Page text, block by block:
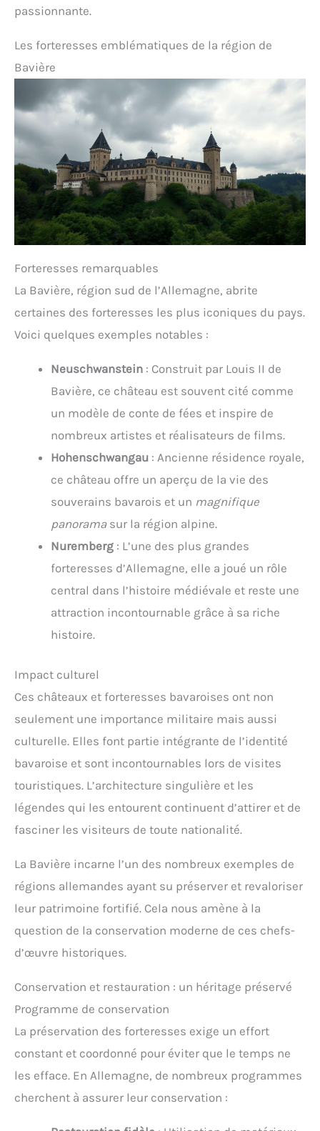
passionnante.
Les forteresses emblématiques de la région de
Bavière
Forteresses remarquables
La Bavière, région sud de l’Allemagne, abrite
certaines des forteresses les plus iconiques du pays.
Voici quelques exemples notables :
Neuschwanstein : Construit par Louis II de
Bavière, ce château est souvent cité comme
un modèle de conte de fées et inspire de
nombreux artistes et réalisateurs de films.
Hohenschwangau : Ancienne résidence royale,
ce château offre un aperçu de la vie des
souverains bavarois et un magnifique
panoramasur la région alpine.
Nuremberg : L’une des plus grandes
forteresses d’Allemagne, elle a joué un rôle
central dans l’histoire médiévale et reste une
attraction incontournable grâce à sa riche
histoire.
Impact culturel
Ces châteaux et forteresses bavaroises ont non
seulement une importance militaire mais aussi
culturelle. Elles font partie intégrante de l’identité
bavaroise et sont incontournables lors de visites
touristiques. L’architecture singulière et les
légendes qui les entourent continuent d’attirer et de
fasciner les visiteurs de toute nationalité.
La Bavière incarne l’un des nombreux exemples de
régions allemandes ayant su préserver et revaloriser
leur patrimoine fortifié. Cela nous amène à la
question de la conservation moderne de ces chefs-
d’œuvre historiques.
Conservation et restauration : un héritage préservé
Programme de conservation
La préservation des forteresses exige un effort
constant et coordonné pour éviter que le temps ne
les efface. En Allemagne, de nombreux programmes
cherchent à assurer leur conservation :